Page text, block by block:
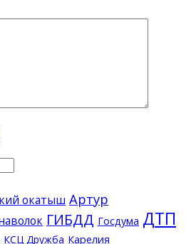
окатыш Артур
ГИБДД Госдума ДТП
КСЦ Дружба Карелия